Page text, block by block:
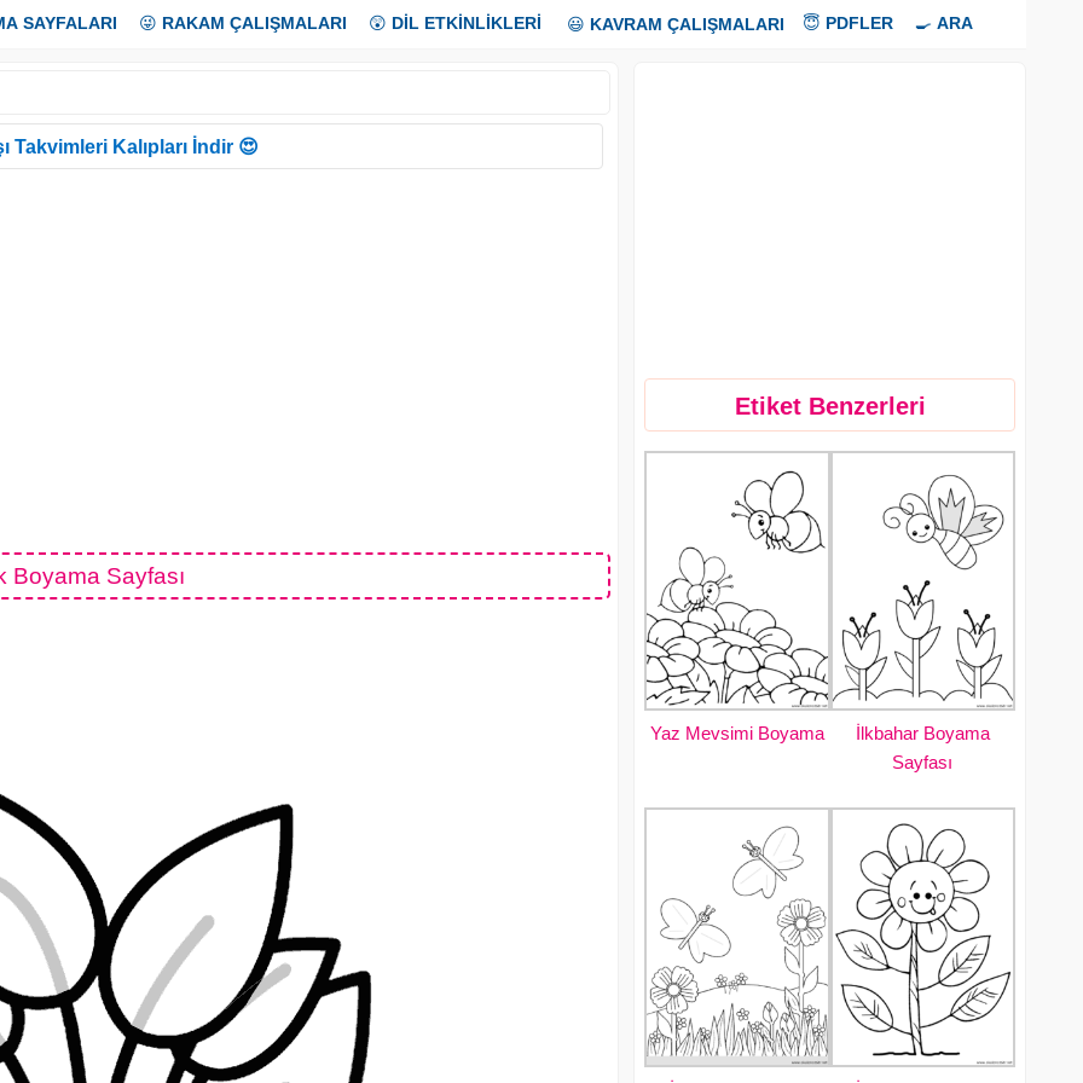
SAYFALARI 😜 RAKAM ÇALIŞMALARI 😲 DİL ETKİNLİKLERİ 😃 KAVRAM ÇALIŞMALARI 😇 PDFLER 🍳 ARA
Takvimleri Kalıpları İndir 😍
Boyama Sayfası
Etiket Benzerleri
Yaz Mevsimi Boyama
İlkbahar Boyama
Sayfası